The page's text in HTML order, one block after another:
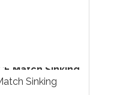
Match Sinking
Sinking